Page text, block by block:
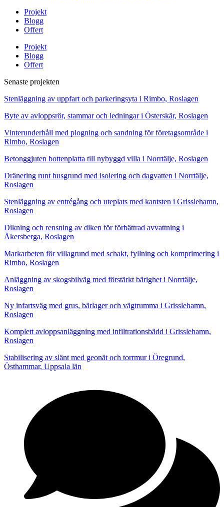
Projekt
Blogg
Offert
Projekt
Blogg
Offert
Senaste projekten
Stenläggning av uppfart och parkeringsyta i Rimbo, Roslagen
Byte av avloppsrör, stammar och ledningar i Österskär, Roslagen
Vinterunderhåll med plogning och sandning för företagsområde i
Rimbo, Roslagen
Betonggjuten bottenplatta till nybyggd villa i Norrtälje, Roslagen
Dränering runt husgrund med isolering och dagvatten i Norrtälje,
Roslagen
Stenläggning av entrégång och uteplats med kantsten i Grisslehamn,
Roslagen
Dikning och rensning av diken för förbättrad avvattning i
Åkersberga, Roslagen
Markarbeten för villagrund med schakt, fyllning och komprimering i
Rimbo, Roslagen
Anläggning av skogsbilväg med förstärkt bärighet i Norrtälje,
Roslagen
Ny infartsväg med grus, bärlager och vägtrumma i Grisslehamn,
Roslagen
Komplett avloppsanläggning med infiltrationsbädd i Grisslehamn,
Roslagen
Stabilisering av slänt med geonät och torrmur i Öregrund,
Östhammar, Uppsala län